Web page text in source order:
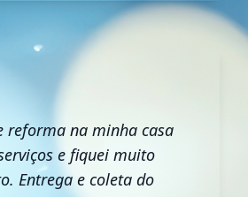
reforma na minha casa
e fiquei muito
Entrega e coleta do